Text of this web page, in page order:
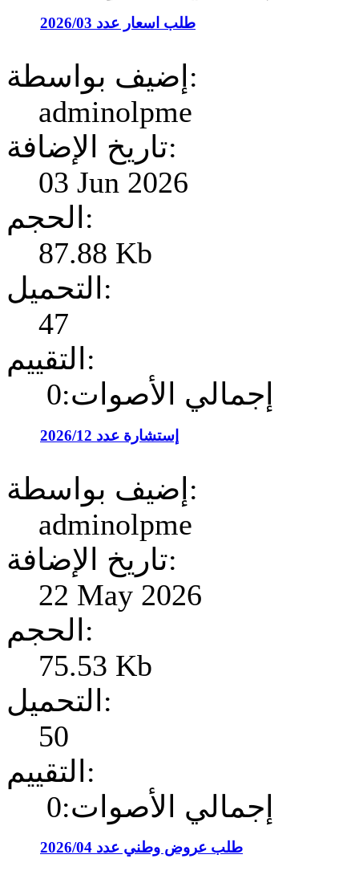
طلب اسعار عدد 2026/03
إضيف بواسطة:
adminolpme
تاريخ الإضافة:
03 Jun 2026
الحجم:
87.88 Kb
التحميل:
47
التقييم:
إجمالي الأصوات:0
إستشارة عدد 2026/12
إضيف بواسطة:
adminolpme
تاريخ الإضافة:
22 May 2026
الحجم:
75.53 Kb
التحميل:
50
التقييم:
إجمالي الأصوات:0
طلب عروض وطني عدد 2026/04